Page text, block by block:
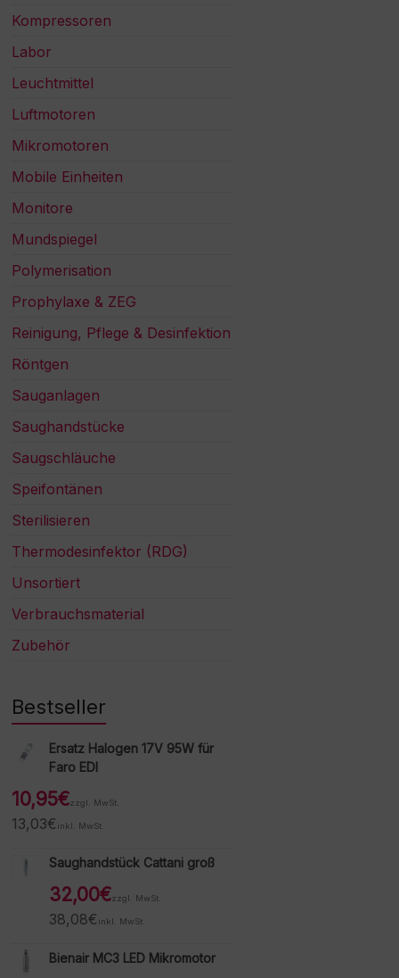
Kompressoren
Labor
Leuchtmittel
Luftmotoren
Mikromotoren
Mobile Einheiten
Monitore
Mundspiegel
Polymerisation
Prophylaxe & ZEG
Reinigung, Pflege & Desinfektion
Röntgen
Sauganlagen
Saughandstücke
Saugschläuche
Speifontänen
Sterilisieren
Thermodesinfektor (RDG)
Unsortiert
Verbrauchsmaterial
Zubehör
Bestseller
Ersatz Halogen 17V 95W für
Faro EDI
10,95€zzgl. MwSt.
13,03€ inkl. MwSt.
Saughandstück Cattani groß
32,00€zzgl. MwSt.
38,08€ inkl. MwSt.
Bienair MC3 LED Mikromotor